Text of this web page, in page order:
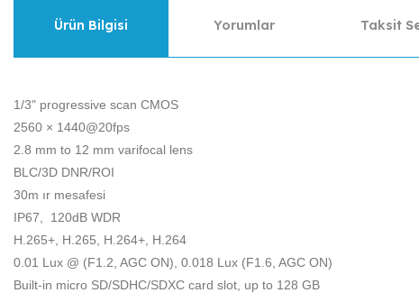
Ürün Bilgisi Yorumlar Taksit
1/3" progressive scan CMOS
2560 × 1440@20fps
2.8 mm to 12 mm varifocal lens
BLC/3D DNR/ROI
30m ır mesafesi
IP67, 120dB WDR
H.265+, H.265, H.264+, H.264
0.01 Lux @ (F1.2, AGC ON), 0.018 Lux (F1.6, AGC ON)
Built-in micro SD/SDHC/SDXC card slot, up to 128 GB